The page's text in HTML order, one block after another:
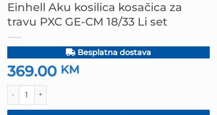
Einhell Aku kosilica kosačica za
travu PXC GE-CM 18/33 Li set
Besplatna dostava
369.00 KM
Einhell Aku kosilica kosačica za travu PXC GE-CM 18/33